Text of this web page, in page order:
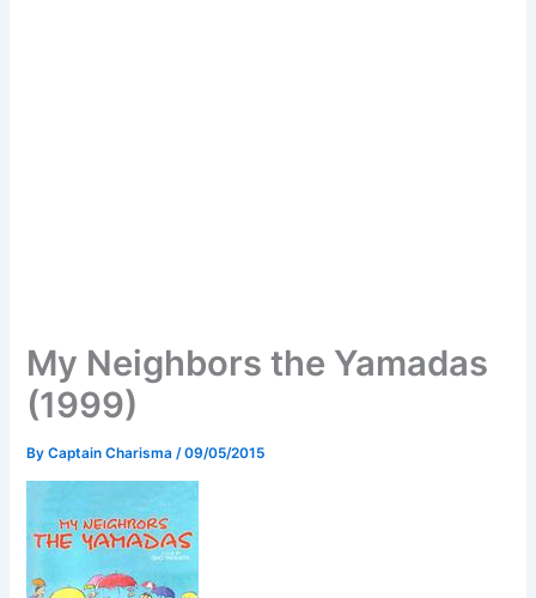
My Neighbors the Yamadas
(1999)
ByCaptain Charisma /09/05/2015